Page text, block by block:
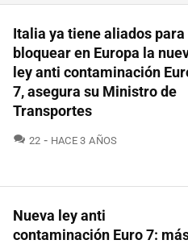
Italia ya tiene aliados para
bloquear en Europa la
ley anti contaminación
7, asegura su Ministro de
Transportes
22 COMENTARIOS
HACE 3 AÑOS
Nueva ley anti
contaminación Euro 7: